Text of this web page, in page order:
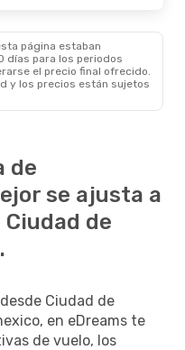
página estaban
días para los periodos
el precio final ofrecido.
y los precios están sujetos
de
se ajusta a
de
Ciudad de
en eDreams te
de vuelo, los